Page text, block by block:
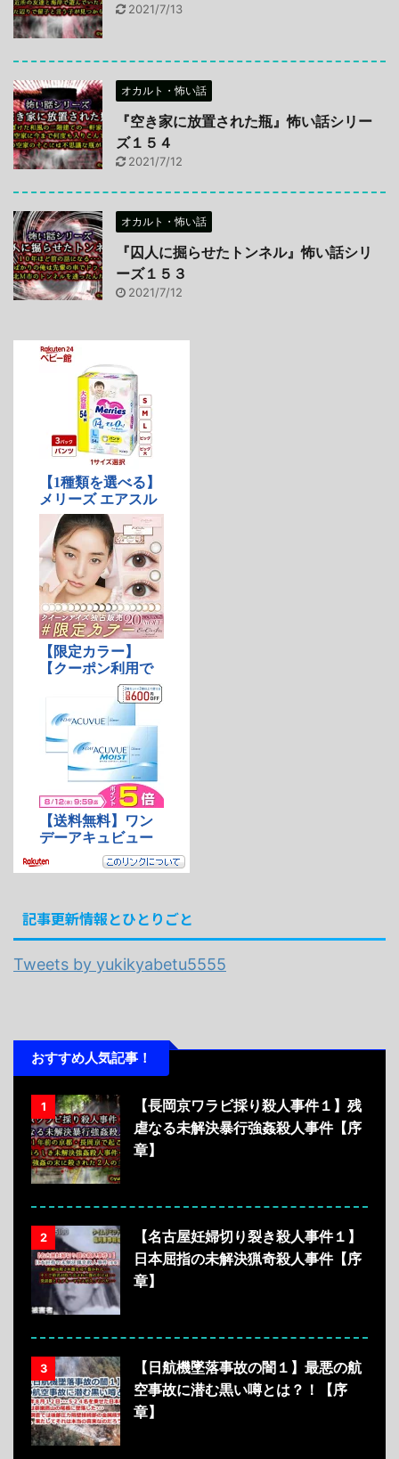
2021/7/13
オカルト・怖い話
『空き家に放置された瓶』怖い話シリー
ズ１５４
2021/7/12
オカルト・怖い話
『囚人に掘らせたトンネル』怖い話シリ
ーズ１５３
2021/7/12
記事更新情報とひとりごと
Tweets by yukikyabetu5555
おすすめ人気記事！
1
【長岡京ワラビ採り殺人事件１】残
虐なる未解決暴行強姦殺人事件【序
章】
2
【名古屋妊婦切り裂き殺人事件１】
日本屈指の未解決猟奇殺人事件【序
章】
3
【日航機墜落事故の闇１】最悪の航
空事故に潜む黒い噂とは？！【序
章】